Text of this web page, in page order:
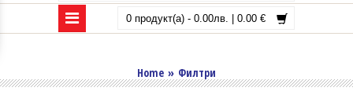
0 продукт(а) - 0.00лв. | 0.00 €
Home » Филтри